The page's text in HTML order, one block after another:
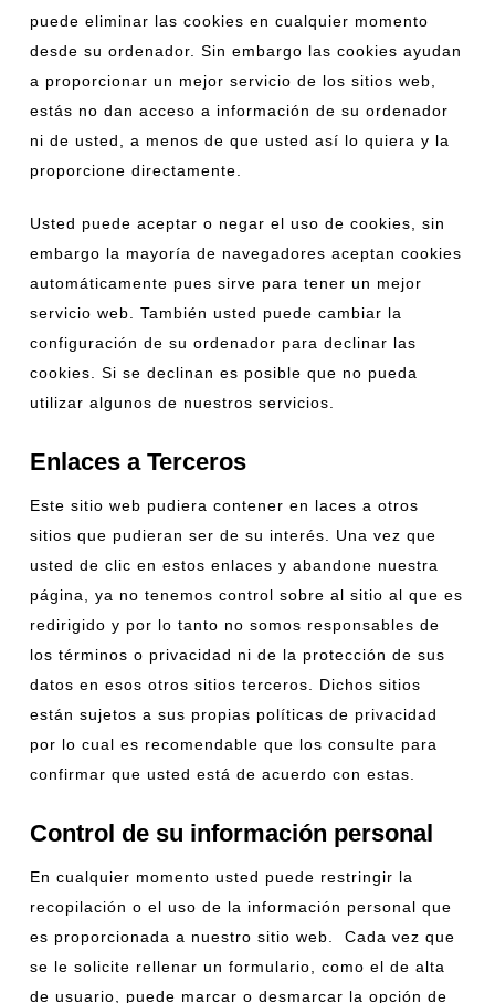
puede eliminar las cookies en cualquier momento
desde su ordenador. Sin embargo las cookies ayudan
a proporcionar un mejor servicio de los sitios web,
estás no dan acceso a información de su ordenador
ni de usted, a menos de que usted así lo quiera y la
proporcione directamente.
Usted puede aceptar o negar el uso de cookies, sin
embargo la mayoría de navegadores aceptan cookies
automáticamente pues sirve para tener un mejor
servicio web. También usted puede cambiar la
configuración de su ordenador para declinar las
cookies. Si se declinan es posible que no pueda
utilizar algunos de nuestros servicios.
Enlaces a Terceros
Este sitio web pudiera contener en laces a otros
sitios que pudieran ser de su interés. Una vez que
usted de clic en estos enlaces y abandone nuestra
página, ya no tenemos control sobre al sitio al que es
redirigido y por lo tanto no somos responsables de
los términos o privacidad ni de la protección de sus
datos en esos otros sitios terceros. Dichos sitios
están sujetos a sus propias políticas de privacidad
por lo cual es recomendable que los consulte para
confirmar que usted está de acuerdo con estas.
Control de su información personal
En cualquier momento usted puede restringir la
recopilación o el uso de la información personal que
es proporcionada a nuestro sitio web. Cada vez que
se le solicite rellenar un formulario, como el de alta
de usuario, puede marcar o desmarcar la opción de